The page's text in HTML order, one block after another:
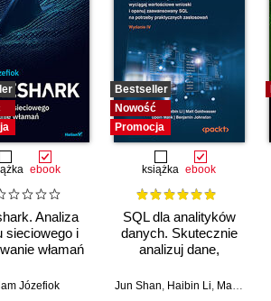
ebook
Analiza
sieciowego i
włamań
Józefiok
Bestseller
Nowość
Promocja
książka ebook
SQL dla analityków
danych. Skutecznie
analizuj dane,
wartościowe wnioski i
Jun Shan, Haibin Li, Matt Goldwasser